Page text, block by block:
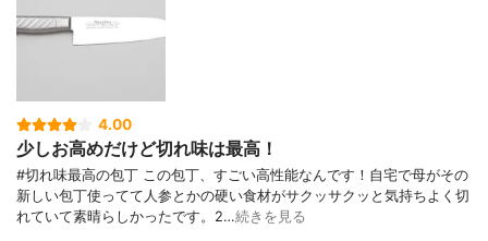
4.00
少しお高めだけど切れ味は最高！
#切れ味最高の包丁 この包丁、すごい高性能なんです！自宅で母がその
新しい包丁使ってて人参とかの硬い食材がサクッサクッと気持ちよく切
れていて素晴らしかったです。2…続きを見る